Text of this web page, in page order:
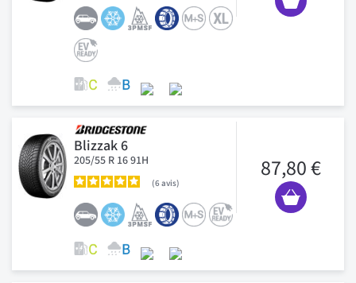
Blizzak 6
205/55 R 16 91H
6avis
87,80 €